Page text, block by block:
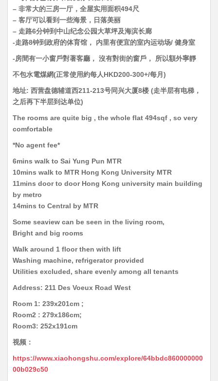
– 非常大的三房一厅，全屋实用面积494尺
– 客厅可以看到一些海景，日落美丽
– 走路6分钟到中山纪念公园大草坪及海滨长廊
-走路8钟到政府的体育馆， 内里有便宜的室内运动场/ 健身室
-房間有一小窗戶對著客廳， 沒有對街的窗戶， 所以額外寧靜
不包水電煤網(正常使用約每人HKD200-300+/每月)
地址: 西营盘德辅道西211-213号同兴大厦8楼 (走半层有电梯，
之后再下半层到达单位)
The rooms are quite big , the whole flat 494sqf , so very
comfortable
*No agent fee*
6mins walk to Sai Yung Pun MTR
10mins walk to MTR Hong Kong University MTR
11mins door to door Hong Kong university main building
by metro
14mins to Central by MTR
Some seaview can be seen in the living room,
Bright and big rooms
Walk around 1 floor then with lift
Washing machine, refrigerator provided
Utilities excluded, share evenly among all tenants
Address: 211 Des Voeux Road West
Room 1: 239x201cm ;
Room2 : 279x186cm;
Room3: 252x191cm
视频：
https://www.xiaohongshu.com/explore/64bbdc860000000
00b029c50